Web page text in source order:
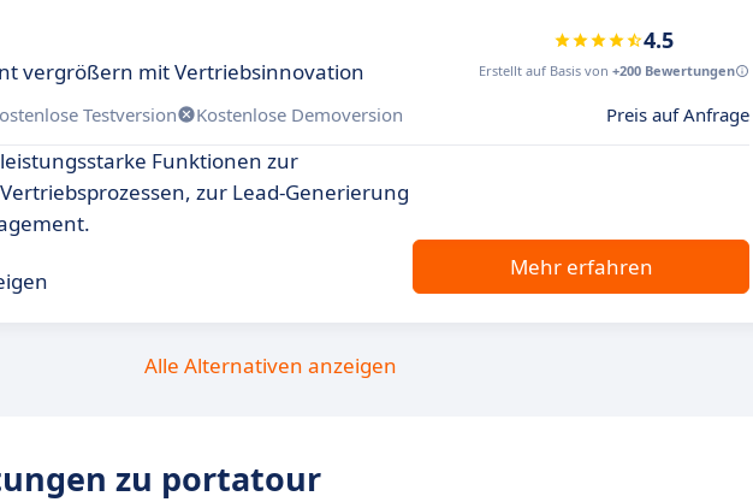
vergrößern mit Vertriebsinnovation
4.5
Erstellt auf Basis von +200 Bewertungen
Testversion Kostenlose Demoversion Preis auf Anfrage
Funktionen zur
zur Lead-Generierung
Mehr erfahren
Alle Alternativen anzeigen
zu portatour